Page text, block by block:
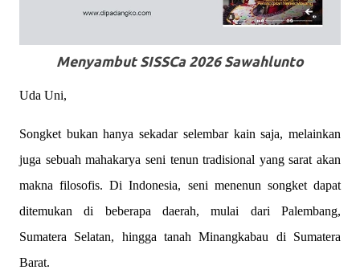
Menyambut SISSCa 2026 Sawahlunto
Uda Uni,
Songket bukan hanya sekadar selembar kain saja, melainkan
juga sebuah mahakarya seni tenun tradisional yang sarat akan
makna filosofis. Di Indonesia, seni menenun songket dapat
ditemukan di beberapa daerah, mulai dari Palembang,
Sumatera Selatan, hingga tanah Minangkabau di Sumatera
Barat.